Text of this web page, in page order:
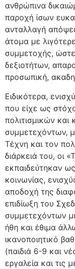
ανθρώπινα
παροχή ίσων
ανταλλαγή
άτομα με
συμμετοχής,
δεξιοτήτων,
προσωπική,
Ειδικότερα,
που είχε ως
πολιτισμικών
συμμετεχόντων,
Τέχνη και τον
διάρκειά του, οι
εκπαιδεύτηκαν
κοινωνίας,
αποδοχή της
επιδίωξη του
συμμετεχόντων
ήθη και έθιμα
ικανοποιητικό
(παιδιά 6-9 και
εργαλεία και τις